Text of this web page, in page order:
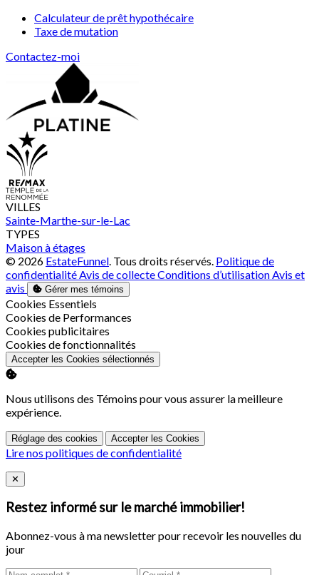
Calculateur de prêt hypothécaire
Taxe de mutation
Contactez-moi
VILLES
Sainte-Marthe-sur-le-Lac
TYPES
Maison à étages
© 2026 EstateFunnel . Tous droits réservés. Politique de
confidentialité Avis de collecteConditions d’utilisation Avis et
avis
Gérer mes témoins
Activer
Cookies Essentiels
Activer
Cookies de Performances
Activer
Cookies publicitaires
Activer
Cookies de fonctionnalités
Accepter les Cookies sélectionnés
Nous utilisons des Témoins pour vous assurer la meilleure
expérience.
Réglage des cookies Accepter les Cookies
Lire nos politiques de confidentialité
Close
✕
Restez informé sur le marché immobilier!
Abonnez-vous à ma newsletter pour recevoir les nouvelles du
jour